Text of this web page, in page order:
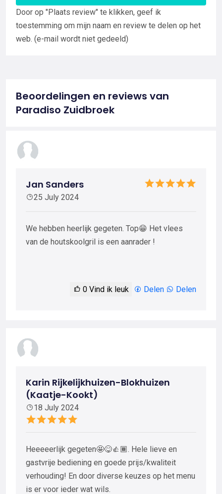
Door op "Plaats review" te klikken, geef ik
toestemming om mijn naam en review te delen op het
web. (e-mail wordt niet gedeeld)
Beoordelingen en reviews van
Paradiso Zuidbroek
Jan Sanders
25 July 2024
We hebben heerlijk gegeten. Top😁 Het vlees
van de houtskoolgril is een aanrader !
0 Vind ik leuk Delen Delen
Karin Rijkelijkhuizen-Blokhuizen
(Kaatje-Kookt)
18 July 2024
Heeeeerlijk gegeten🤩😋👍🏾. Hele lieve en
gastvrije bediening en goede prijs/kwaliteit
verhouding! En door diverse keuzes op het menu
is er voor ieder wat wils.